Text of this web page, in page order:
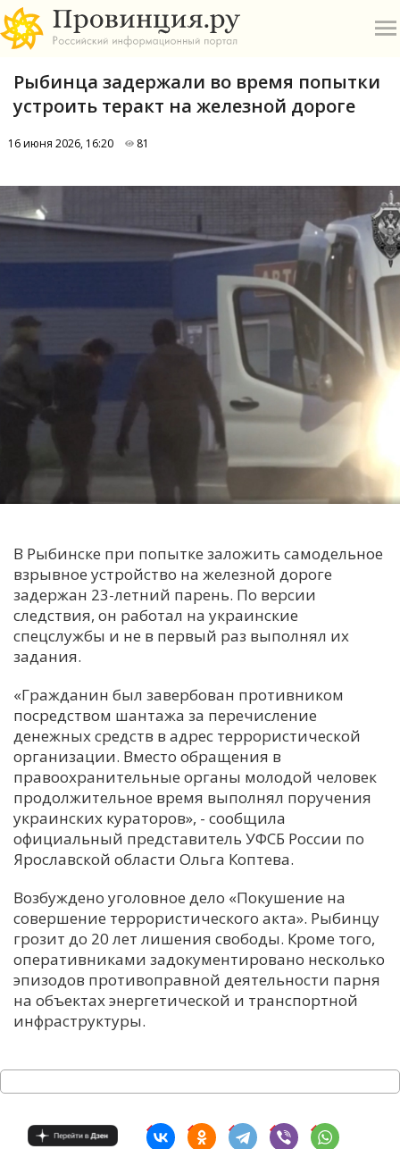
А
И
К
М
Н
О
П
С
У
Ч
Рыбинца задержали во время попытки
устроить теракт на железной дороге
16 июня 2026, 16:20 81
В Рыбинске при попытке заложить самодельное
взрывное устройство на железной дороге
задержан 23-летний парень. По версии
следствия, он работал на украинские
спецслужбы и не в первый раз выполнял их
задания.
«Гражданин был завербован противником
посредством шантажа за перечисление
денежных средств в адрес террористической
организации. Вместо обращения в
правоохранительные органы молодой человек
продолжительное время выполнял поручения
украинских кураторов», - сообщила
официальный представитель УФСБ России по
Ярославской области Ольга Коптева.
Возбуждено уголовное дело «Покушение на
совершение террористического акта». Рыбинцу
грозит до 20 лет лишения свободы. Кроме того,
оперативниками задокументировано несколько
эпизодов противоправной деятельности парня
на объектах энергетической и транспортной
инфраструктуры.